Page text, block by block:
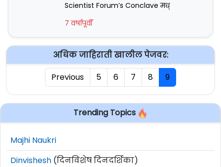
Scientist Forum’s Conclave मध्
7 वर्षापूर्वी
अधिक जाहिराती खालील पेजवर:
Previous
5 6 7 8 9
Trending Topics
Majhi Naukri
Dinvishesh (दिनविशेष दिनदर्शिका)